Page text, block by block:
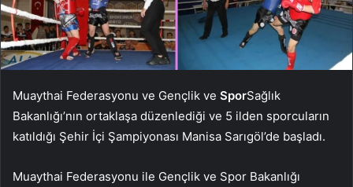
Muaythai Federasyonu ve Gençlik ve SporSağlık
Bakanlığı’nın ortaklaşa düzenlediği ve 5 ilden sporcuların
katıldığı Şehir İçi Şampiyonası Manisa Sarıgöl’de başladı.
Muaythai Federasyonu ile Gençlik ve Spor Bakanlığı